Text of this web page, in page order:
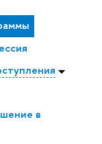
в